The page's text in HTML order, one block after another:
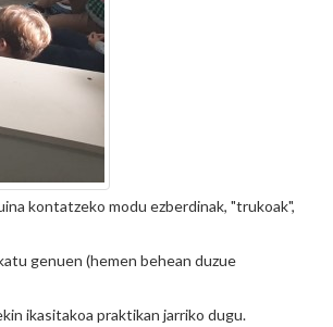
kontatzeko modu ezberdinak, "trukoak",
genuen (hemen behean duzue
ikasitakoa praktikan jarriko dugu.